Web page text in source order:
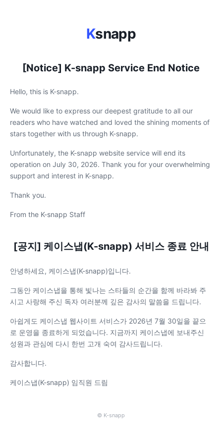
Ksnapp
[Notice] K-snapp Service End Notice
Hello, this is K-snapp.
We would like to express our deepest gratitude to all our
readers who have watched and loved the shining moments of
stars together with us through K-snapp.
Unfortunately, the K-snapp website service will end its
operation on July 30, 2026. Thank you for your overwhelming
support and interest in K-snapp.
Thank you.
From the K-snapp Staff
[공지] 케이스냅(K-snapp) 서비스 종료 안내
안녕하세요, 케이스냅(K-snapp)입니다.
그동안 케이스냅을 통해 빛나는 스타들의 순간을 함께 바라봐 주
시고 사랑해 주신 독자 여러분께 깊은 감사의 말씀을 드립니다.
아쉽게도 케이스냅 웹사이트 서비스가 2026년 7월 30일을 끝으
로 운영을 종료하게 되었습니다. 지금까지 케이스냅에 보내주신
성원과 관심에 다시 한번 고개 숙여 감사드립니다.
감사합니다.
케이스냅(K-snapp) 임직원 드림
© K-snapp